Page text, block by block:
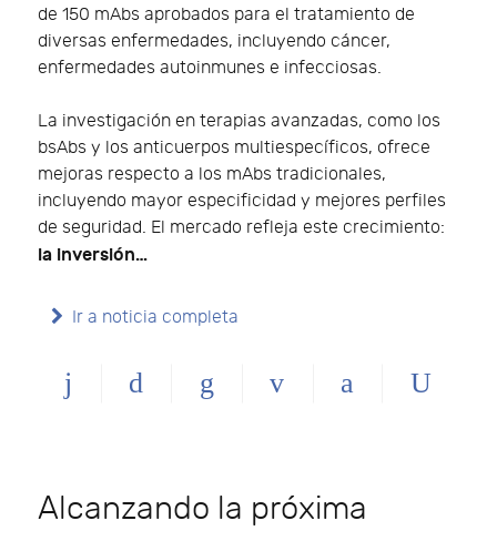
de 150 mAbs aprobados para el tratamiento de
diversas enfermedades, incluyendo cáncer,
enfermedades autoinmunes e infecciosas.
La investigación en terapias avanzadas, como los
bsAbs y los anticuerpos multiespecíficos, ofrece
mejoras respecto a los mAbs tradicionales,
incluyendo mayor especificidad y mejores perfiles
de seguridad. El mercado refleja este crecimiento:
la inversión…
Ir a noticia completa
Alcanzando la próxima